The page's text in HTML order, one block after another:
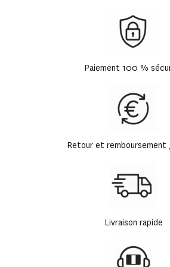
Paiement 100 %
Retour et
Livraison rapide